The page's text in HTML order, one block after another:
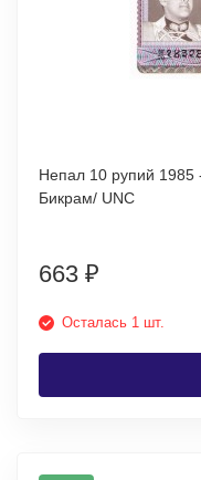
Непал 10 рупий 1985
Бикрам/ UNC
663 ₽
Осталась 1 шт.